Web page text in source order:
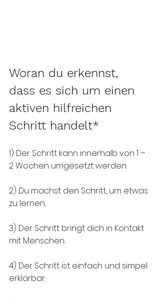
Woran du erkennst,
dass es sich um einen
aktiven hilfreichen
Schritt handelt*
1) Der Schritt kann innerhalb von 1 –
2 Wochen umgesetzt werden.
2) Du machst den Schritt, um etwas
zu lernen.
3) Der Schritt bringt dich in Kontakt
mit Menschen.
4) Der Schritt ist einfach und simpel
erklärbar.